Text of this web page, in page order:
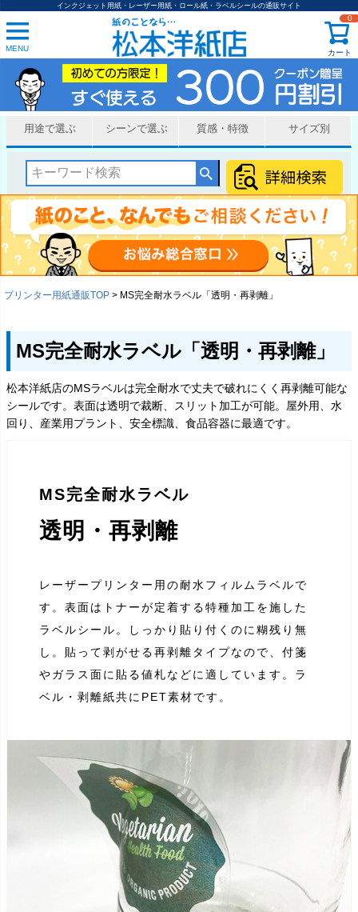
インクジェット用紙・レーザー用紙・ロール紙・ラベルシールの通販サイト
MENU カート
0
用途で選ぶ シーンで選ぶ 質感・特徴 サイズ別
プリンター用紙通販TOP MS完全耐水ラベル「透明・再剥離」
MS完全耐水ラベル「透明・再剥離」
松本洋紙店のMSラベルは完全耐水で丈夫で破れにくく再剥離可能な
シールです。表面は透明で裁断、スリット加工が可能。屋外用、水
回り、産業用プラント、安全標識、食品容器に最適です。
MS完全耐水ラベル
透明・再剥離
レーザープリンター用の耐水フィルムラベルで
す。表面はトナーが定着する特種加工を施した
ラベルシール。しっかり貼り付くのに糊残り無
し。貼って剥がせる再剥離タイプなので、付箋
やガラス面に貼る値札などに適しています。ラ
ベル・剥離紙共にPET素材です。